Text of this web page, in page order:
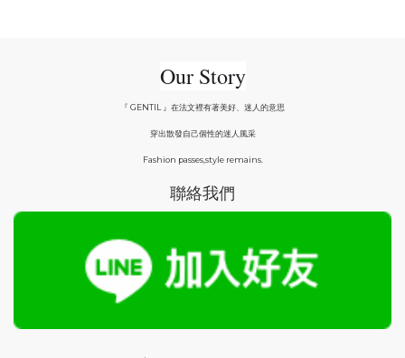
Our Story
『 GENTIL 』在法文裡有著美好、迷人的意思
穿出散發自己個性的迷人風采
Fashion passes,style remains.
聯絡我們